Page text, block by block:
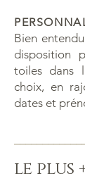
Bien
disposition
toiles dans
choix, en
dates et
le plus